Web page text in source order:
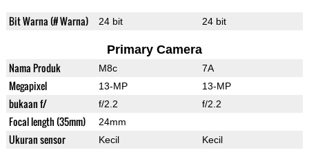
Bit Warna (# Warna) 24 bit 24 bit
Primary Camera
Nama Produk M8c 7A
Megapixel 13-MP 13-MP
bukaan f/ f/2.2 f/2.2
Focal length (35mm) 24mm
Ukuran sensor Kecil Kecil